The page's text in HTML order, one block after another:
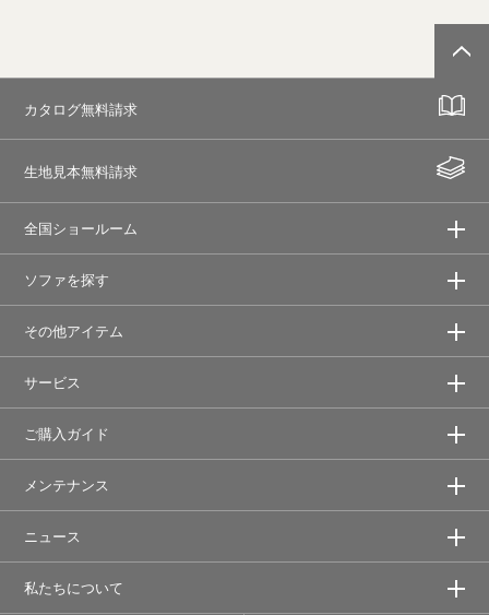
カタログ無料請求
生地見本無料請求
全国ショールーム
ソファを探す
その他アイテム
サービス
ご購入ガイド
メンテナンス
ニュース
私たちについて